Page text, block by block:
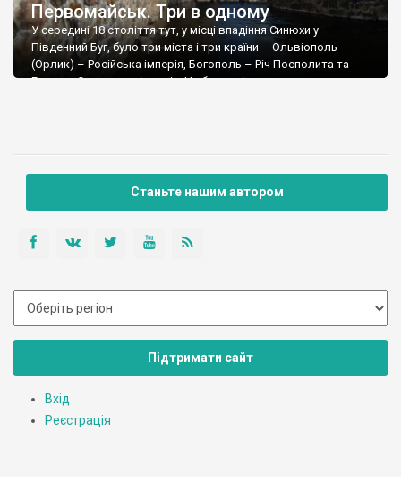
Первомайськ. Три в одному
У середині 18 століття тут, у місці впадіння Синюхи у
Південний Буг, було три міста і три країни – Ольвіополь
(Орлик) – Російська імперія, Богополь – Річ Посполита та
Голта – Османська імперія. Це було унікальне явище, адже
Станьте нашим автором
Підтримати сайт
Вхід
Реєстрація